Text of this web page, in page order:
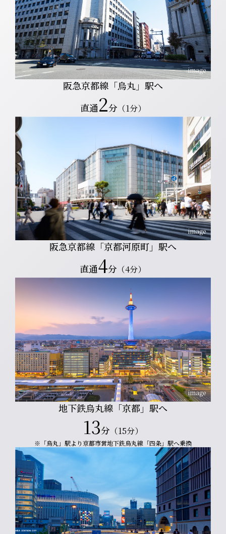
image
阪急京都線「烏丸」駅へ
直通2分 （1分）
image
阪急京都線「京都河原町」駅へ
直通4分 （4分）
image
地下鉄烏丸線「京都」駅へ
13分 （15分）
※「烏丸」駅より京都市営地下鉄烏丸線「四条」駅へ乗換